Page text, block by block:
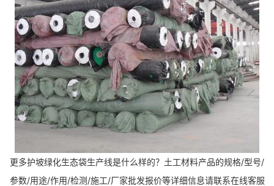
更多护坡绿化生态袋生产线是什么样的？土工材料产品的规格/型号/
参数/用途/作用/检测/施工/厂家批发报价等详细信息请联系在线客服